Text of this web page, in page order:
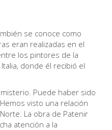
se conoce como
eran realizadas en el
los pintores de la
donde él recibió el
Puede haber sido
visto una relación
La obra de Patenir
atención a la